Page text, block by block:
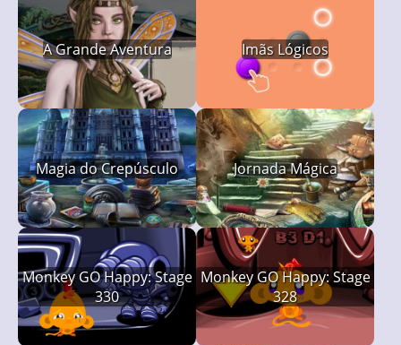
A Grande Aventura Imãs Lógicos
Magia do Crepúsculo Jornada Mágica
Monkey GO Happy: Stage
330
Monkey GO Happy: Stage
328